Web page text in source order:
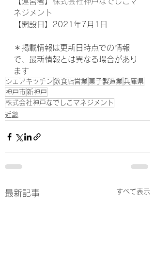
ネジメント
【開設日】2021年7月1日
＊掲載情報は更新日時点での情報
で、最新情報とは異なる場合があり
ます
シェアキッチン 飲食店営業 菓子製造業 兵庫県
神戸市新神戸
株式会社神戸なでしこマネジメント
近畿
最新記事 すべて表示